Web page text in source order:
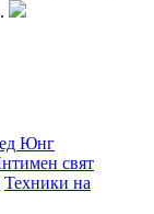
Юнг
свят
Техники на